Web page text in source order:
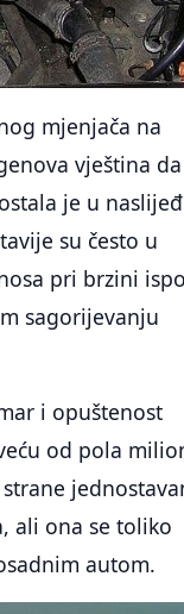
mjenjača na
vještina da
je u
su često u
pri brzini
sagorijevanju
i opuštenost
od pola
ali ona se toliko
autom.